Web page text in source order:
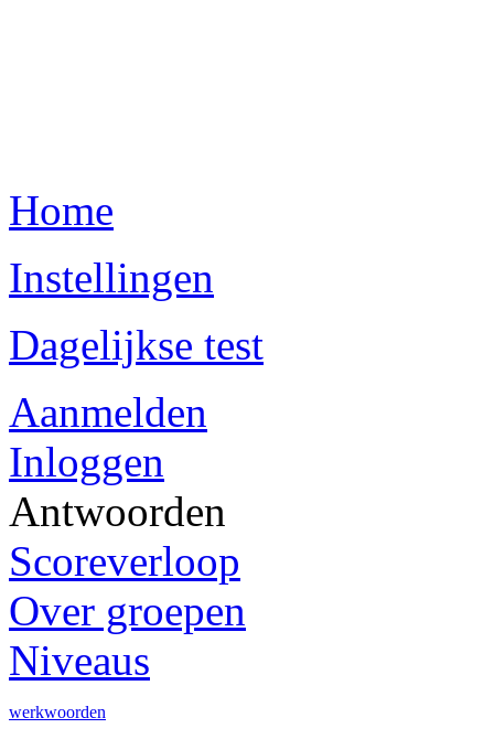
Home
Instellingen
Dagelijkse test
Aanmelden
Inloggen
Antwoorden
Scoreverloop
Over groepen
Niveaus
werkwoorden